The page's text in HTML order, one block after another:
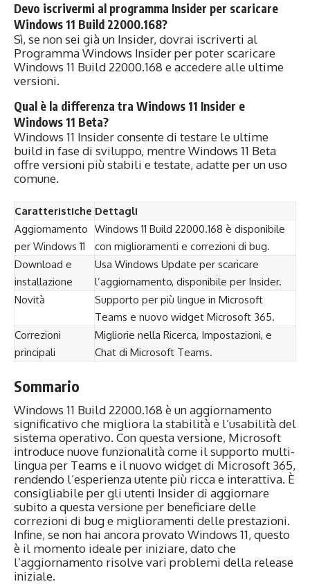
Devo iscrivermi al programma Insider per scaricare
Windows 11 Build 22000.168?
Sì, se non sei già un Insider, dovrai iscriverti al
Programma Windows Insider per poter scaricare
Windows 11 Build 22000.168 e accedere alle ultime
versioni.
Qual è la differenza tra Windows 11 Insider e
Windows 11 Beta?
Windows 11 Insider consente di testare le ultime
build in fase di sviluppo, mentre Windows 11 Beta
offre versioni più stabili e testate, adatte per un uso
comune.
Caratteristiche Dettagli
Aggiornamento
per Windows 11
Windows 11 Build 22000.168 è disponibile
con miglioramenti e correzioni di bug.
Download e
installazione
Usa Windows Update per scaricare
l’aggiornamento, disponibile per Insider.
Novità
Supporto per più lingue in Microsoft
Teams e nuovo widget Microsoft 365.
Correzioni
principali
Migliorie nella Ricerca, Impostazioni, e
Chat di Microsoft Teams.
Sommario
Windows 11 Build 22000.168 è un aggiornamento
significativo che migliora la stabilità e l’usabilità del
sistema operativo. Con questa versione, Microsoft
introduce nuove funzionalità come il supporto multi-
lingua per Teams e il nuovo widget di Microsoft 365,
rendendo l’esperienza utente più ricca e interattiva. È
consigliabile per gli utenti Insider di aggiornare
subito a questa versione per beneficiare delle
correzioni di bug e miglioramenti delle prestazioni.
Infine, se non hai ancora provato Windows 11, questo
è il momento ideale per iniziare, dato che
l’aggiornamento risolve vari problemi della release
iniziale.